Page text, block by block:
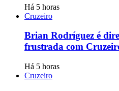
Há 5 horas
Cruzeiro
Brian Rodríguez é
frustrada com
Há 5 horas
Cruzeiro